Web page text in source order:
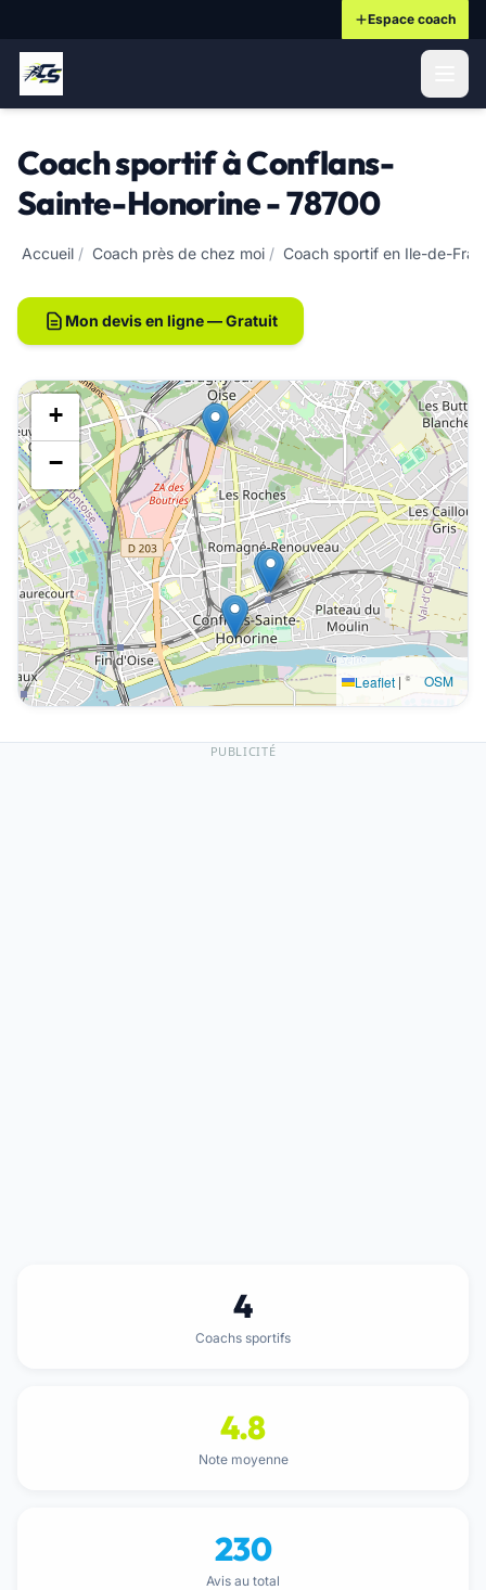
Espace coach
Coach sportif à Conflans-
Sainte-Honorine - 78700
Accueil / Coach près de chez moi / Coach sportif en Ile-de-
Mon devis en ligne — Gratuit
+
−
Leaflet | © OSM
PUBLICITÉ
4
Coachs sportifs
4.8
Note moyenne
230
Avis au total